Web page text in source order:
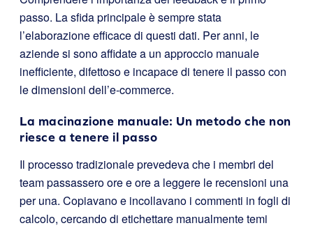
passo. La sfida principale è sempre stata
l’elaborazione efficace di questi dati. Per anni, le
aziende si sono affidate a un approccio manuale
inefficiente, difettoso e incapace di tenere il passo con
le dimensioni dell’e-commerce.
La macinazione manuale: Un metodo che non
riesce a tenere il passo
Il processo tradizionale prevedeva che i membri del
team passassero ore e ore a leggere le recensioni una
per una. Copiavano e incollavano i commenti in fogli di
calcolo, cercando di etichettare manualmente temi